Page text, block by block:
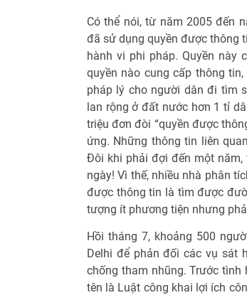
Có thể nói, từ năm 2005 đến
đã sử dụng quyền được thông
hành vi phi pháp. Quyền này
quyền nào cung cấp thông
pháp lý cho người dân đi tìm
lan rộng ở đất nước hơn 1 tỉ
triệu đơn đòi “quyền được
ứng. Những thông tin liên
Đôi khi phải đợi đến một
ngày! Vì thế, nhiều nhà phân
được thông tin là tìm được
tượng ít phương tiện nhưng
Hồi tháng 7, khoảng 500
Delhi để phản đối các vụ sát
chống tham nhũng. Trước
tên là Luật công khai lợi ích